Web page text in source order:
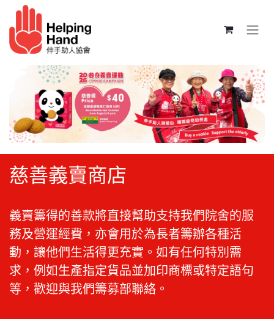
跳至內容
慈善義賣商店
義賣籌得的善款將直接幫助支持我們院舍的服
務及營運經費，亦會用於為長者籌辦各種活
動，讓他們生活得更充實。如有任何特別需
求，例如生產指定貨品並加印商標或特定語句
等，歡迎與我們籌募部聯絡。